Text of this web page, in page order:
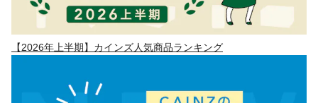
【2026年上半期】カインズ人気商品ランキング